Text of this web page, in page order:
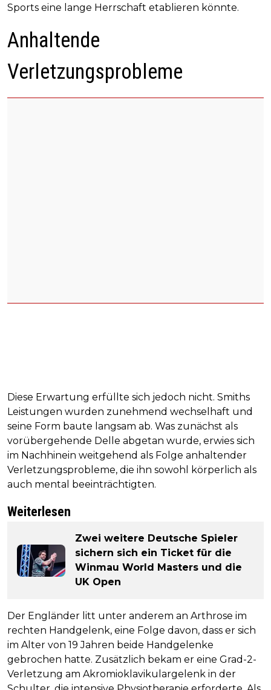
Sports eine lange Herrschaft etablieren könnte.
Anhaltende
Verletzungsprobleme
Diese Erwartung erfüllte sich jedoch nicht. Smiths
Leistungen wurden zunehmend wechselhaft und
seine Form baute langsam ab. Was zunächst als
vorübergehende Delle abgetan wurde, erwies sich
im Nachhinein weitgehend als Folge anhaltender
Verletzungsprobleme, die ihn sowohl körperlich als
auch mental beeinträchtigten.
Weiterlesen
Zwei weitere Deutsche Spieler
sichern sich ein Ticket für die
Winmau World Masters und die
UK Open
Der Engländer litt unter anderem an Arthrose im
rechten Handgelenk, eine Folge davon, dass er sich
im Alter von 19 Jahren beide Handgelenke
gebrochen hatte. Zusätzlich bekam er eine Grad-2-
Verletzung am Akromioklavikulargelenk in der